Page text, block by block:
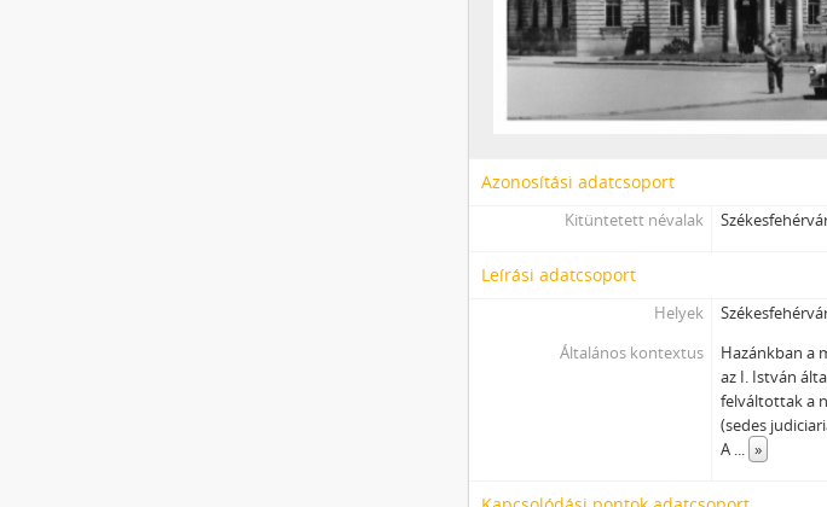
Azonosítási adatcsoport
Kitüntetett névalak
Leírási adatcsoport
Helyek
Általános kontextus
Hazánkban a
az I. István
felváltottak a
(sedes
A ... »